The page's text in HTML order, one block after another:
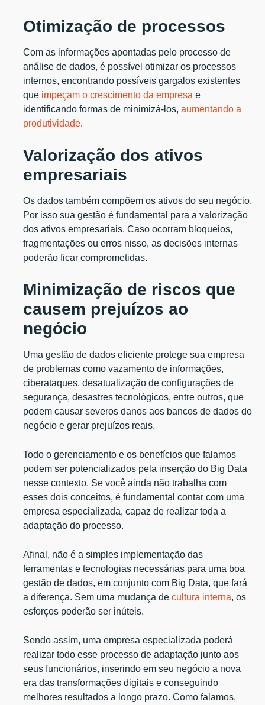
Otimização de processos
Com as informações apontadas pelo processo de
análise de dados, é possível otimizar os processos
internos, encontrando possíveis gargalos existentes
que impeçam o crescimento da empresa e
identificando formas de minimizá-los,aumentando a
produtividade.
Valorização dos ativos
empresariais
Os dados também compõem os ativos do seu negócio.
Por isso sua gestão é fundamental para a valorização
dos ativos empresariais. Caso ocorram bloqueios,
fragmentações ou erros nisso, as decisões internas
poderão ficar comprometidas.
Minimização de riscos que
causem prejuízos ao
negócio
Uma gestão de dados eficiente protege sua empresa
de problemas como vazamento de informações,
ciberataques, desatualização de configurações de
segurança, desastres tecnológicos, entre outros, que
podem causar severos danos aos bancos de dados do
negócio e gerar prejuízos reais.
Todo o gerenciamento e os benefícios que falamos
podem ser potencializados pela inserção do Big Data
nesse contexto. Se você ainda não trabalha com
esses dois conceitos, é fundamental contar com uma
empresa especializada, capaz de realizar toda a
adaptação do processo.
Afinal, não é a simples implementação das
ferramentas e tecnologias necessárias para uma boa
gestão de dados, em conjunto com Big Data, que fará
a diferença. Sem uma mudança decultura interna, os
esforços poderão ser inúteis.
Sendo assim, uma empresa especializada poderá
realizar todo esse processo de adaptação junto aos
seus funcionários, inserindo em seu negócio a nova
era das transformações digitais e conseguindo
melhores resultados a longo prazo. Como falamos,